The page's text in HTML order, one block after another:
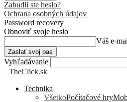
Zabudli ste heslo?
Ochrana osobných údajov
Password recovery
Obnoviť svoje heslo
Váš e-
Vyhľadávanie
TheClick.sk
Technika
VšetkoPočítačové hry